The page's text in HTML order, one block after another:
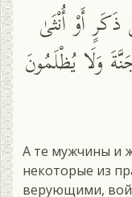
أَوْ أُنْثَىٰ
وَلَا يُظْلَمُونَ
А те мужчины и
некоторые из
верующими,